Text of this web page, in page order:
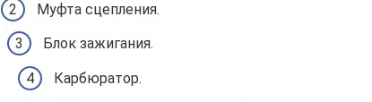
Муфта сцепления.
Блок зажигания.
Карбюратор.